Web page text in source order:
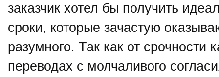
заказчик хотел бы получить
сроки, которые зачастую
разумного. Так как от срочности
переводах с молчаливого